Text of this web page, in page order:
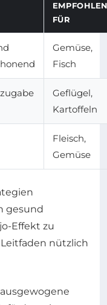
FÜR
Gemüse,
Fisch
Geflügel,
Kartoffeln
Fleisch,
Gemüse
gesund
Effekt zu
nützlich